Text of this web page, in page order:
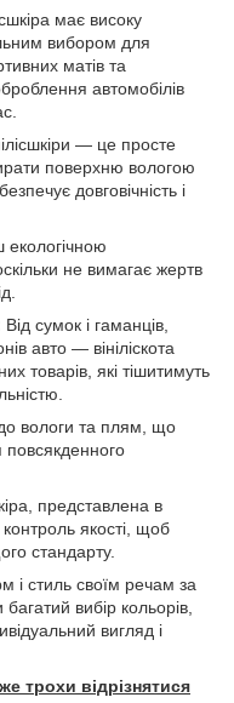
має високу
вибором для
матів та
автомобілів
— це просте
поверхню вологою
довговічність і
екологічною
не вимагає жертв
Від сумок і гаманців,
авто — вініліскота
товарів, які тішитимуть
вологи та плям, що
представлена в
якості, щоб
стандарту.
і стиль своїм речам за
вибір кольорів,
вигляд і
трохи відрізнятися